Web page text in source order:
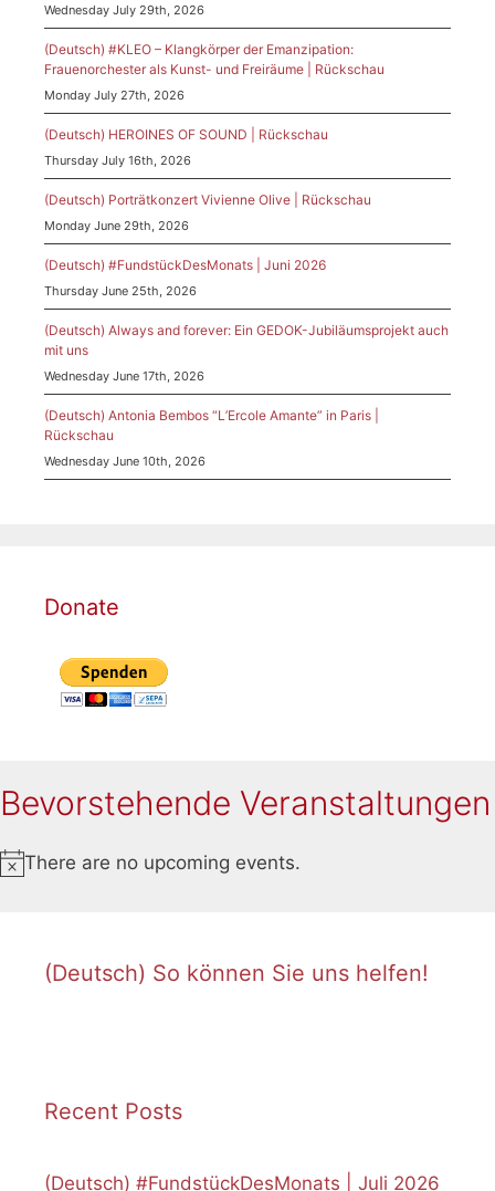
Wednesday July 29th, 2026
(Deutsch) #KLEO – Klangkörper der Emanzipation:
Frauenorchester als Kunst- und Freiräume | Rückschau
Monday July 27th, 2026
(Deutsch) HEROINES OF SOUND | Rückschau
Thursday July 16th, 2026
(Deutsch) Porträtkonzert Vivienne Olive | Rückschau
Monday June 29th, 2026
(Deutsch) #FundstückDesMonats | Juni 2026
Thursday June 25th, 2026
(Deutsch) Always and forever: Ein GEDOK-Jubiläumsprojekt auch
mit uns
Wednesday June 17th, 2026
(Deutsch) Antonia Bembos “L’Ercole Amante” in Paris |
Rückschau
Wednesday June 10th, 2026
Donate
Bevorstehende Veranstaltungen
N
There are no upcoming events.
(Deutsch) So können Sie uns helfen!
Recent Posts
(Deutsch) #FundstückDesMonats | Juli 2026